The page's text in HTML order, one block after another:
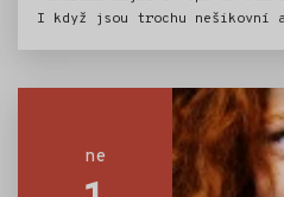
I když jsou trochu nešikovní
superhrdinku a zažijí spolu
smíchu a překvapení.
včelky Máji a vrátit do ní
ne